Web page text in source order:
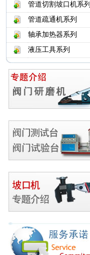
管道切割坡口机系列
管道疏通机系列
轴承加热器系列
液压工具系列